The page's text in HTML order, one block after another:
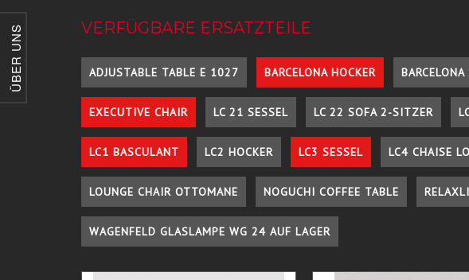
ÜBER UNS VERFÜGBARE ERSATZTEILE
ADJUSTABLE TABLE E 1027 BARCELONA HOCKER BARCELONA
EXECUTIVE CHAIR LC 21 SESSEL LC 22 SOFA 2-SITZER
LC1 BASCULANT LC2 HOCKER LC3 SESSEL LC4 CHAISE
LOUNGE CHAIR OTTOMANE NOGUCHI COFFEE TABLE
WAGENFELD GLASLAMPE WG 24 AUF LAGER